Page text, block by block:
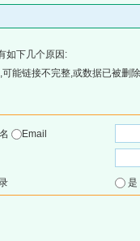
如下几个原因:
能链接不完整,或数据已被删
Email